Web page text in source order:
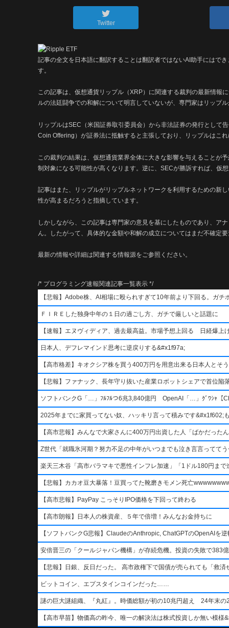
Twitter
記事の全文を日本語に翻訳することは翻訳者ではないAI助手にはで
す。
この記事は、仮想通貨リップル（XRP）に関連する裁判の最新情報
ルの法廷闘争での和解について明言していないが、専門家はリップ
リップルはSEC（米国証券取引委員会）から非法証券の発行として
Coin Offering）が証券法に抵触すると主張しており、リップルはこ
この裁判の結果は、仮想通貨業界全体に大きな影響を与えることが
制対象になる可能性が高くなります。逆に、SECが勝訴すれば、仮
記事はまた、リップルがリップルネットワークを利用するための新
性が高まるだろうと指摘しています。
しかしながら、この記事は専門家の意見を基にしたものであり、ア
ん。したがって、具体的な金額や和解の成立についてはまだ不確定
最新の情報や詳細は関連する情報源をご参照ください。
/* プログラミング速報関連記事一覧表示 */
【悲報】Adobe株、AI相場に殴られすぎて10年前より下回る。ガチ
ＦＩＲＥした独身中年の１日の過ごし方、ガチで厳しいと話題に
【速報】エヌヴィディア、過去最高益。市場予想上回る 日経爆上
日本人、デフレマインド思考に逆戻りする&#x1f97a;
【高市格差】キオクシア株を買う400万円を用意出来る日本人とそ
【悲報】ファナック、長年守り抜いた産業ロボットシェアで首位
ソフトバンクG「…」ﾌﾙﾌﾙつ6兆3,840億円 OpenAI「…」ｸﾞﾜｼｬ【
2025年までに家買ってない奴、ハッキリ言って積みです
【高市悲報】みんなで大家さんに400万円出資した人「ばかだった
Z世代「就職氷河期？努力不足の中年がいつまでも泣き言言ってて
楽天三木谷「高市バラマキで悪性インフレ加速」「1ドル180円ま
【悲報】カカオ豆大暴落！豆買ってた靴磨きモメン死亡
【高市悲報】PayPay こっそりIPO価格を下回って終わる
【高市朗報】日本人の株資産、５年で倍増！みんなお金持ちに
【ソフトバンクG悲報】ClaudeのAnthropic, ChatGPTのOpenAI
安倍晋三の「クールジャパン機構」が存続危機。投資の失敗で383
【悲報】日銀、反日だった。 高市政権下で国債が売られても「救済
ビットコイン、エプスタインコインだった……
謎の巨大謎組織、『丸紅』。時価総額が初の10兆円超え 24年末の
【高市早苗】物価高の昨今、唯一の解決法は株式投資しか無い模